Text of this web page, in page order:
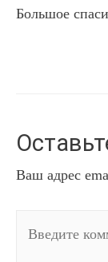
Большое
Ваш адрес